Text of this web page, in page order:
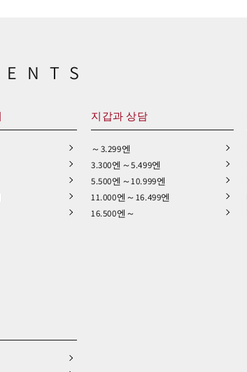
지갑과 상담
～3.299엔
3.300엔～5.499엔
5.500엔～10.999엔
11.000엔～16.499엔
16.500엔～